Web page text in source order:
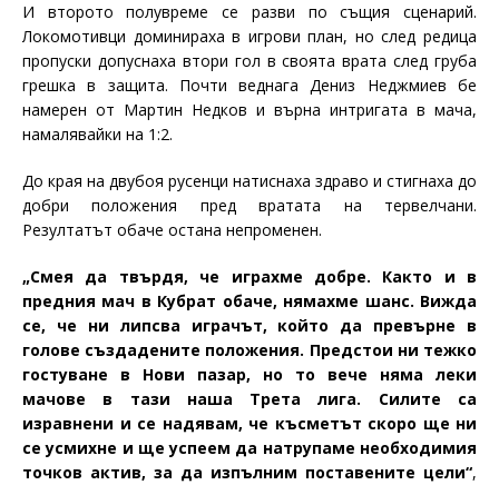
И второто полувреме се разви по същия сценарий.
Локомотивци доминираха в игрови план, но след редица
пропуски допуснаха втори гол в своята врата след груба
грешка в защита. Почти веднага Дениз Неджмиев бе
намерен от Мартин Недков и върна интригата в мача,
намалявайки на 1:2.
До края на двубоя русенци натиснаха здраво и стигнаха до
добри положения пред вратата на тервелчани.
Резултатът обаче остана непроменен.
„Смея да твърдя, че играхме добре. Както и в
предния мач в Кубрат обаче, нямахме шанс. Вижда
се, че ни липсва играчът, който да превърне в
голове създадените положения. Предстои ни тежко
гостуване в Нови пазар, но то вече няма леки
мачове в тази наша Трета лига. Силите са
изравнени и се надявам, че късметът скоро ще ни
се усмихне и ще успеем да натрупаме необходимия
точков актив, за да изпълним поставените цели“,